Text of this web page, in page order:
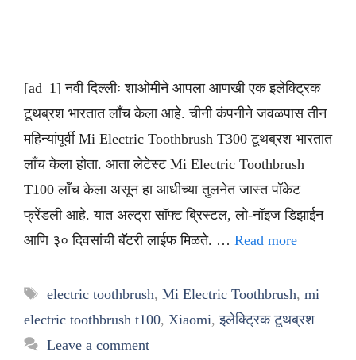
[ad_1] नवी दिल्लीः शाओमीने आपला आणखी एक इलेक्ट्रिक
टूथब्रश भारतात लाँच केला आहे. चीनी कंपनीने जवळपास तीन
महिन्यांपूर्वी Mi Electric Toothbrush T300 टूथब्रश भारतात
लाँच केला होता. आता लेटेस्ट Mi Electric Toothbrush
T100 लाँच केला असून हा आधीच्या तुलनेत जास्त पॉकेट
फ्रेंडली आहे. यात अल्ट्रा सॉफ्ट ब्रिस्टल, लो-नॉइज डिझाईन
आणि ३० दिवसांची बॅटरी लाईफ मिळते. … Read more
Tags
electric toothbrush, Mi Electric Toothbrush, mi
electric toothbrush t100, Xiaomi,इलेक्ट्रिक टूथब्रश
Leave a comment